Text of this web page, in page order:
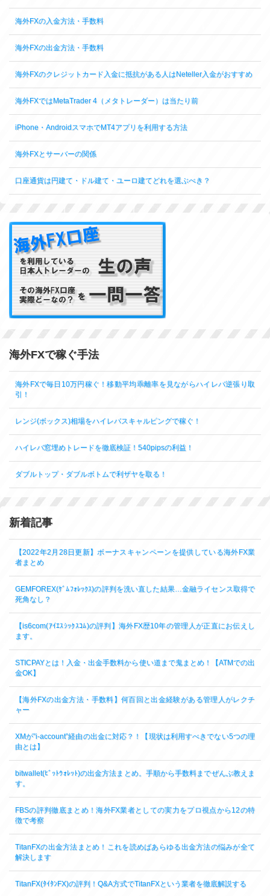
海外FXの入金方法・手数料
海外FXの出金方法・手数料
海外FXのクレジットカード入金に抵抗がある人はNeteller入金がおすすめ
海外FXではMetaTrader 4（メタトレーダー）は当たり前
iPhone・AndroidスマホでMT4アプリを利用する方法
海外FXとサーバーの関係
口座通貨は円建て・ドル建て・ユーロ建てどれを選ぶべき？
海外FXで稼ぐ手法
海外FXで毎日10万円稼ぐ！移動平均乖離率を見ながらハイレバ逆張り取
引！
レンジ(ボックス)相場をハイレバスキャルピングで稼ぐ！
ハイレバ窓埋めトレードを徹底検証！540pipsの利益！
ダブルトップ・ダブルボトムで利ザヤを取る！
新着記事
【2022年2月28日更新】ボーナスキャンペーンを提供している海外FX業
者まとめ
GEMFOREX(ｹﾞﾑﾌｫﾚｯｸｽ)の評判を洗い直した結果…金融ライセンス取得で
死角なし？
【is6com(ｱｲｴｽｼｯｸｽｺﾑ)の評判】海外FX歴10年の管理人が正直にお伝えし
ます。
STICPAYとは！入金・出金手数料から使い道まで鬼まとめ！【ATMでの出
金OK】
【海外FXの出金方法・手数料】何百回と出金経験がある管理人がレクチ
ャー
XMが”i-account”経由の出金に対応？！【現状は利用すべきでない5つの理
由とは】
bitwallet(ﾋﾞｯﾄｳｫﾚｯﾄ)の出金方法まとめ。手順から手数料までぜんぶ教えま
す。
FBSの評判徹底まとめ！海外FX業者としての実力をプロ視点から12の特
徴で考察
TitanFXの出金方法まとめ！これを読めばあらゆる出金方法の悩みが全て
解決します
TitanFX(ﾀｲﾀﾝFX)の評判！Q&A方式でTitanFXという業者を徹底解説する